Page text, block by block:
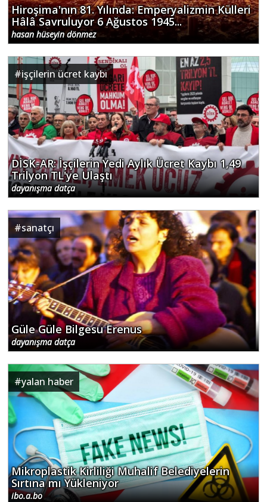
Hiroşima'nın 81. Yılında: Emperyalizmin Külleri
Hâlâ Savruluyor 6 Ağustos 1945...
hasan hüseyin dönmez
#işçilerin ücret kaybı
DİSK-AR: İşçilerin Yedi Aylık Ücret Kaybı 1,49
Trilyon TL'ye Ulaştı
dayanışma datça
#sanatçı
Güle Güle Bilgesu Erenus
dayanışma datça
#yalan haber
Mikroplastik Kirliliği Muhalif Belediyelerin
Sırtına mı Yükleniyor
ibo.a.bo